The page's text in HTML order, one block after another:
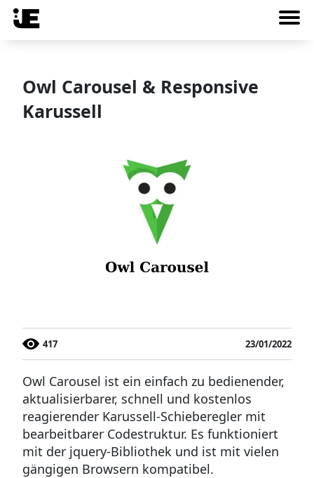
Owl Carousel & Responsive
Karussell
417 23/01/2022
Owl Carousel ist ein einfach zu bedienender,
aktualisierbarer, schnell und kostenlos
reagierender Karussell-Schieberegler mit
bearbeitbarer Codestruktur. Es funktioniert
mit der jquery-Bibliothek und ist mit vielen
gängigen Browsern kompatibel.